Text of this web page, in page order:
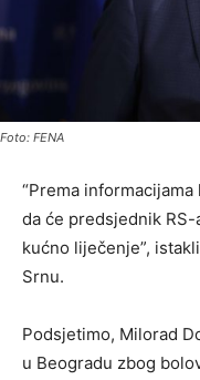
Foto: FENA
“Prema
da će predsjednik
kućno liječenje”,
Srnu.
Podsjetimo, Milorad
u Beogradu zbog